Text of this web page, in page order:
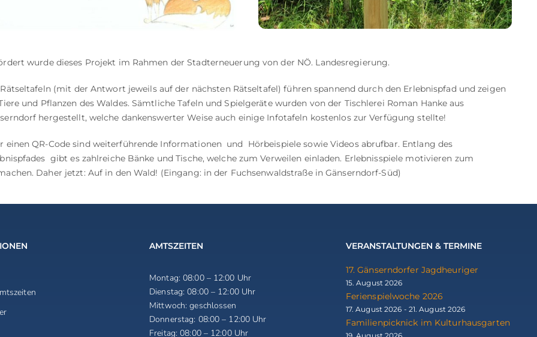
wurde dieses Projekt im Rahmen der Stadterneuerung von der NÖ. Landesregierung.
(mit der Antwort jeweils auf der nächsten Rätseltafel) führen spannend durch den Erlebnispfad und zeigen
und Pflanzen des Waldes. Sämtliche Tafeln und Spielgeräte wurden von der Tischlerei Roman Hanke aus
hergestellt, welche dankenswerter Weise auch einige Infotafeln kostenlos zur Verfügung stellte!
einen QR-Code sind weiterführende Informationen und Hörbeispiele sowie Videos abrufbar. Entlang des
gibt es zahlreiche Bänke und Tische, welche zum Verweilen einladen. Erlebnisspiele motivieren zum
Daher jetzt: Auf in den Wald! (Eingang: in der Fuchsenwaldstraße in Gänserndorf-Süd)
AMTSZEITEN
Montag: 08:00 – 12:00 Uhr
Dienstag: 08:00 – 12:00 Uhr
Mittwoch: geschlossen
Donnerstag: 08:00 – 12:00 Uhr
Freitag: 08:00 – 12:00 Uhr
VERANSTALTUNGEN & TERMINE
17. Gänserndorfer Jagdheuriger
15. August 2026
Ferienspielwoche 2026
17. August 2026 - 21. August 2026
Familienpicknick im Kulturhausgarten